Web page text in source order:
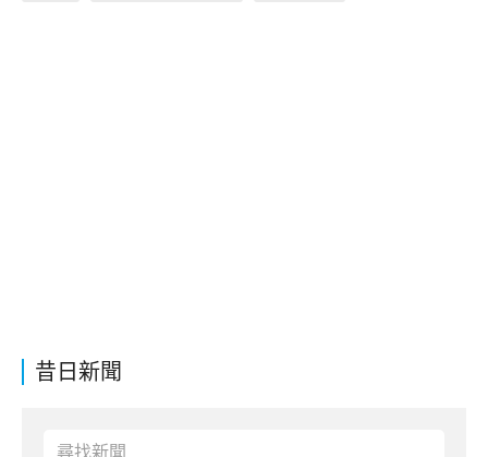
昔日新聞